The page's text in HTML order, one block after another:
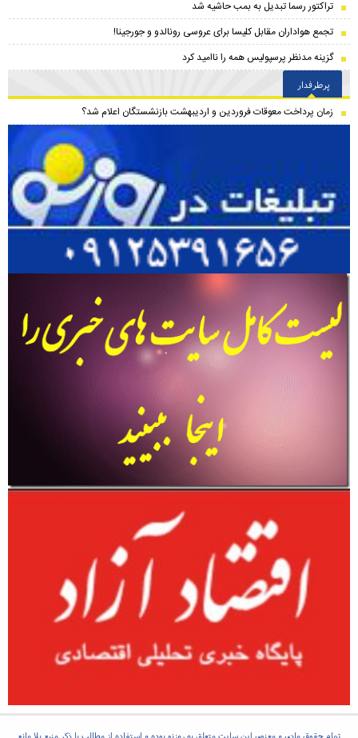
تراکتور رسما تبدیل به بمب حاشیه شد
تجمع هواداران مقابل کلیسا برای عروسی رونالدو و جورجینا!
گزینه مدنظر پرسپولیس همه را ناامید کرد
پرطرفدار
زمان پرداخت معوقات فروردین و اردیبهشت بازنشستگان اعلام شد؟